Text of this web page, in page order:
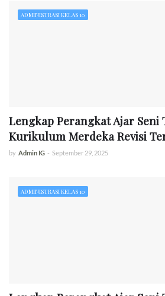
ADMINISTRASI KELAS 10
Lengkap Perangkat Ajar Seni
Kurikulum Merdeka Revisi
by Admin IG - September 29, 2025
ADMINISTRASI KELAS 10